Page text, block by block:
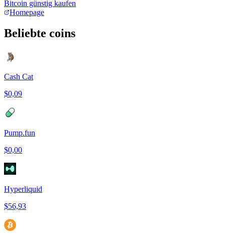
Bitcoin günstig kaufen
Homepage
Beliebte coins
Cash Cat
$0,09
Pump.fun
$0,00
Hyperliquid
$56,93